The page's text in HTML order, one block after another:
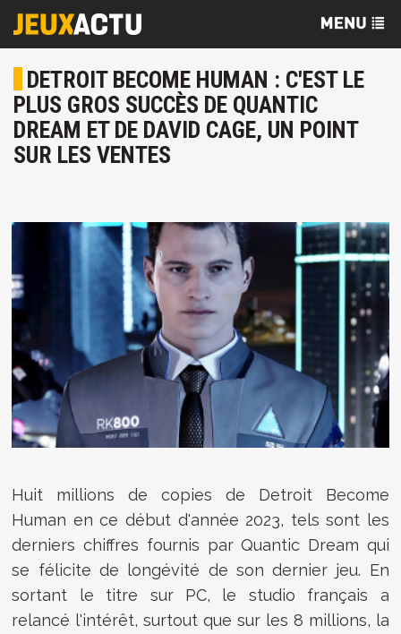
DETROIT BECOME HUMAN : C'EST LE
PLUS GROS SUCCÈS DE QUANTIC
DREAM ET DE DAVID CAGE, UN POINT
SUR LES VENTES
Huit millions de copies de Detroit Become
Human en ce début d'année 2023, tels sont les
derniers chiffres fournis par Quantic Dream qui
se félicite de longévité de son dernier jeu. En
sortant le titre sur PC, le studio français a
relancé l'intérêt, surtout que sur les 8 millions, la